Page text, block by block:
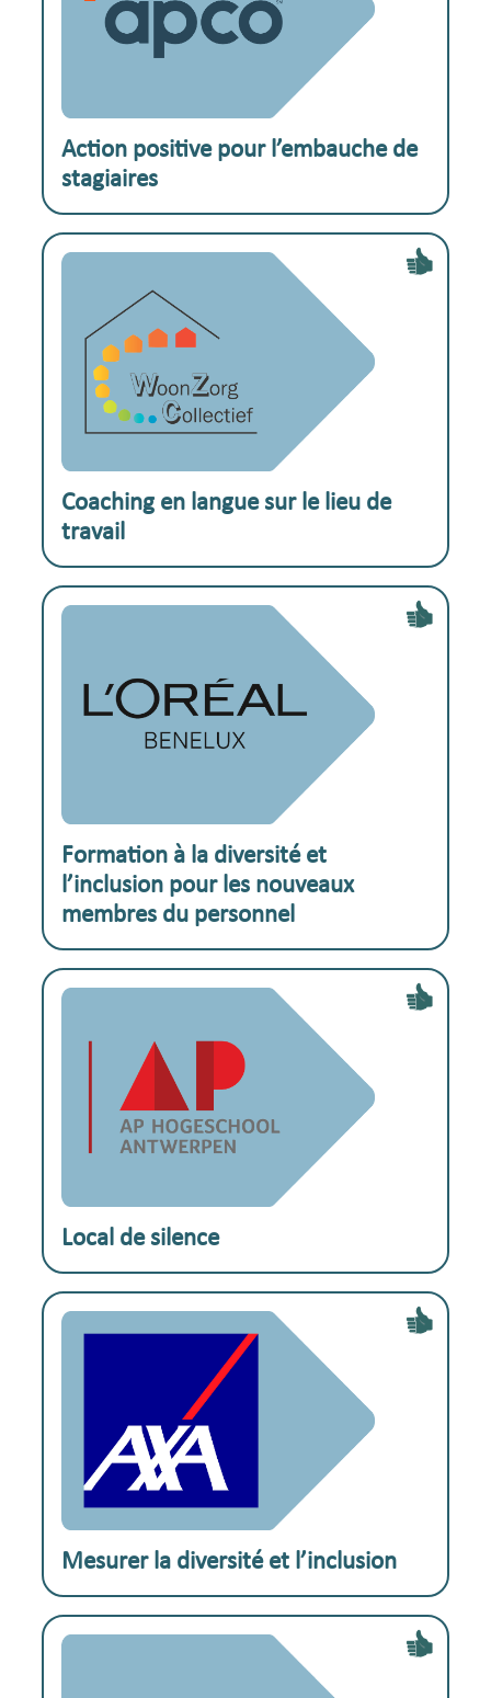
Exemple pratique :
Action positive pour l’embauche de
stagiaires
Exemple pratique :
Coaching en langue sur le lieu de
travail
Exemple pratique :
Formation à la diversité et
l’inclusion pour les nouveaux
membres du personnel
Exemple pratique :
Local de silence
Exemple pratique :
Mesurer la diversité et l’inclusion